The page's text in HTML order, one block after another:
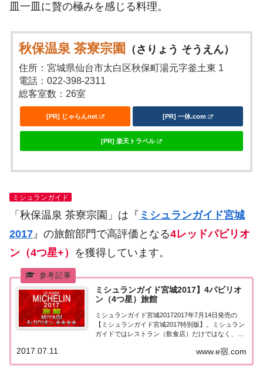
皿一皿に贅の極みを感じる料理。
秋保温泉 茶寮宗園 （さりょう そうえん）
住所：宮城県仙台市太白区秋保町湯元字釜土東 1
電話：022-398-2311
総客室数：26室
[PR] じゃらんnet [PR] 一休.com
[PR] 楽天トラベル
ミシュランガイド
「秋保温泉 茶寮宗園」は『 ミシュランガイド宮城
2017 』の旅館部門で高評価となる4レッドパビリオ
ン（4つ星+） を獲得しています。
ミシュランガイド宮城2017】4パビリオ
ン（4つ星）旅館
ミシュランガイド宮城20172017年7月14日発売の
【ミシュランガイド宮城2017特別版】。ミシュラン
ガイドではレストラン（飲食店）だけではなく、ホ
は【ミシュランガイド宮城2017特別版】に掲載され
た４つ星旅館★★★★を一覧にまとめ...
www.e宿.com
2017.07.11